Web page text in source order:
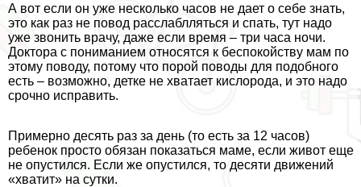
А вот если он уже несколько часов не дает о себе знать,
это как раз не повод расслаблляться и спать, тут надо
уже звонить врачу, даже если время – три часа ночи.
Доктора с пониманием относятся к беспокойству мам по
этому поводу, потому что порой поводы для подобного
есть – возможно, детке не хватает кислорода, и это надо
срочно исправить.
Примерно десять раз за день (то есть за 12 часов)
ребенок просто обязан показаться маме, если живот еще
не опустился. Если же опустился, то десяти движений
«хватит» на сутки.